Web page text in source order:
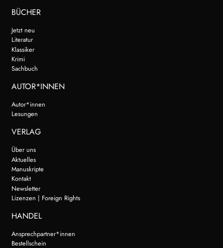
BÜCHER
Jetzt neu
Literatur
Klassiker
Krimi
Sachbuch
AUTOR*INNEN
Autor*innen
Lesungen
VERLAG
Über uns
Aktuelles
Manuskripte
Kontakt
Newsletter
Lizenzen | Foreign Rights
HANDEL
Ansprechpartner*innen
Bestellschein